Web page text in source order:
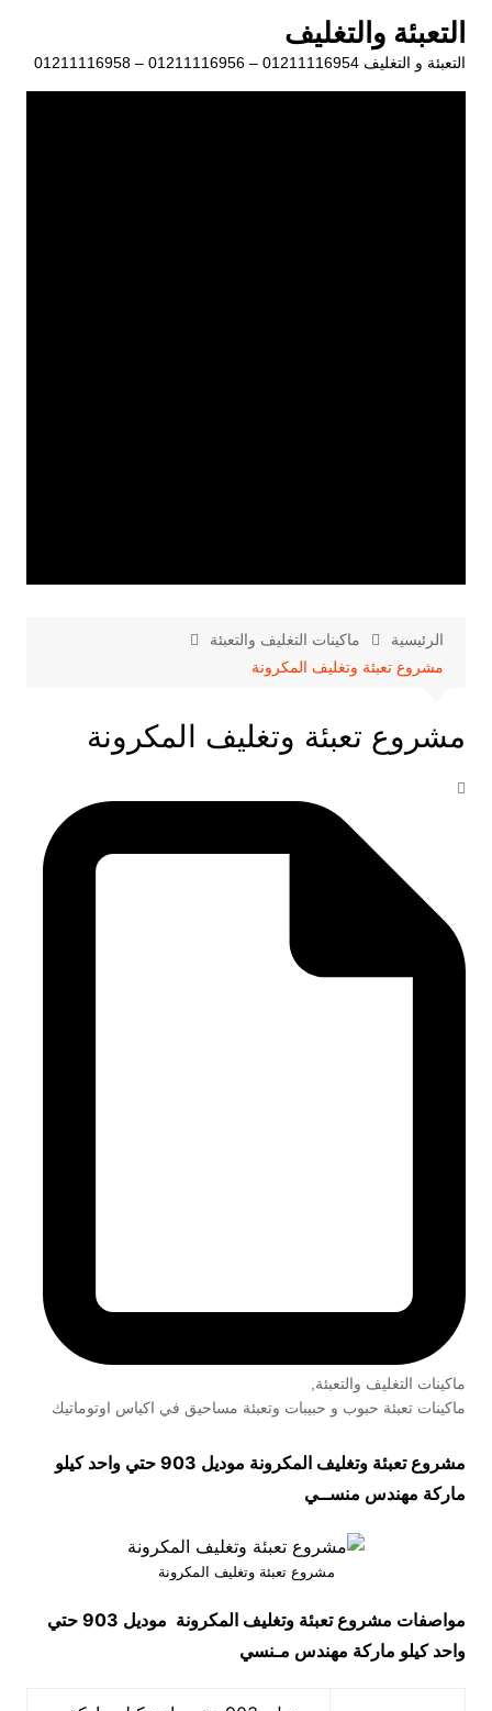
المحتوى
التعبئة والتغليف
التعبئة و التغليف 01211116954 – 01211116956 – 01211116958
الرئيسية
ماكينات التغليف والتعبئة
مشروع تعبئة وتغليف المكرونة
مشروع تعبئة وتغليف المكرونة
ماكينات التغليف والتعبئة,
ماكينات تعبئة حبوب و حبيبات وتعبئة مساحيق في اكياس اوتوماتيك
مشروع تعبئة وتغليف المكرونة موديل 903 حتي واحد كيلو
ماركة مهندس منســي
مشروع تعبئة وتغليف المكرونة
مواصفات مشروع تعبئة وتغليف المكرونة
موديل 903 حتي
واحد كيلو ماركة مهندس مـنسي